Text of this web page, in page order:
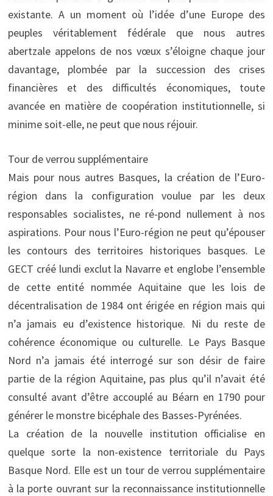
existante. A un moment où l’idée d’une Europe des
peuples véritablement fédérale que nous autres
abertzale appelons de nos vœux s’éloigne chaque jour
davantage, plombée par la succession des crises
financières et des difficultés économiques, toute
avancée en matière de coopération institutionnelle, si
minime soit-elle, ne peut que nous réjouir.
Tour de verrou supplémentaire
Mais pour nous autres Basques, la création de l’Euro-
région dans la configuration voulue par les deux
responsables socialistes, ne ré-pond nullement à nos
aspirations. Pour nous l’Euro-région ne peut qu’épouser
les contours des territoires historiques basques. Le
GECT créé lundi exclut la Navarre et englobe l’ensemble
de cette entité nommée Aquitaine que les lois de
décentralisation de 1984 ont érigée en région mais qui
n’a jamais eu d’existence historique. Ni du reste de
cohérence économique ou culturelle. Le Pays Basque
Nord n’a jamais été interrogé sur son désir de faire
partie de la région Aquitaine, pas plus qu’il n’avait été
consulté avant d’être accouplé au Béarn en 1790 pour
générer le monstre bicéphale des Basses-Pyrénées.
La création de la nouvelle institution officialise en
quelque sorte la non-existence territoriale du Pays
Basque Nord. Elle est un tour de verrou supplémentaire
à la porte ouvrant sur la reconnaissance institutionnelle